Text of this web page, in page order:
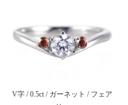
V字 / 0.5ct / ガーネット / フェア